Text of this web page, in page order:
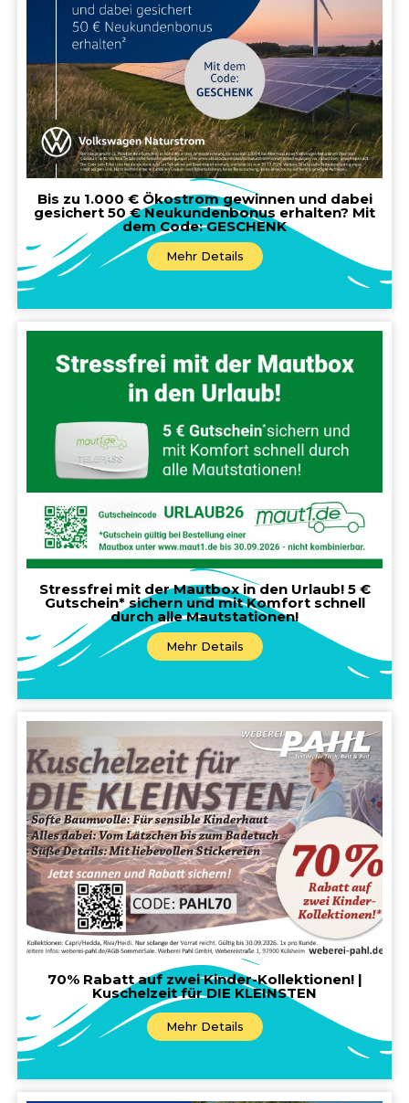
Bis zu 1.000 € Ökostrom gewinnen und dabei
gesichert 50 € Neukundenbonus erhalten? Mit
dem Code: GESCHENK
Mehr Details
Stressfrei mit der Mautbox in den Urlaub! 5 €
Gutschein* sichern und mit Komfort schnell
durch alle Mautstationen!
Mehr Details
70% Rabatt auf zwei Kinder-Kollektionen! |
Kuschelzeit für DIE KLEINSTEN
Mehr Details